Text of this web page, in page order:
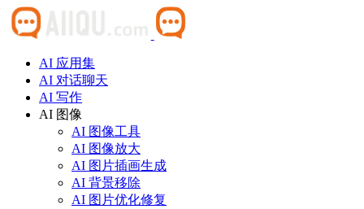
AI 应用集
AI 对话聊天
AI 写作
AI 图像
AI 图像工具
AI 图像放大
AI 图片插画生成
AI 背景移除
AI 图片优化修复